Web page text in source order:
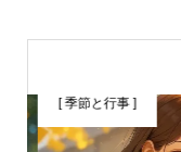
[ 季節と行事 ]